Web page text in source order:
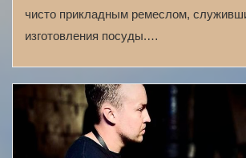
чисто прикладным ремеслом,
изготовления посуды.…